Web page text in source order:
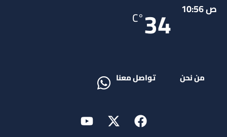
ص 10:56 34
°C
من نحن تواصل معنا